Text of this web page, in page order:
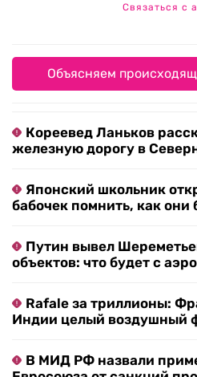
Связаться с
Объясняем
Кореевед Ланьков
железную дорогу в
Японский школьник
бабочек помнить, как они
Путин вывел
объектов: что будет с
Rafale за триллионы:
Индии целый воздушный
В МИД РФ назвали